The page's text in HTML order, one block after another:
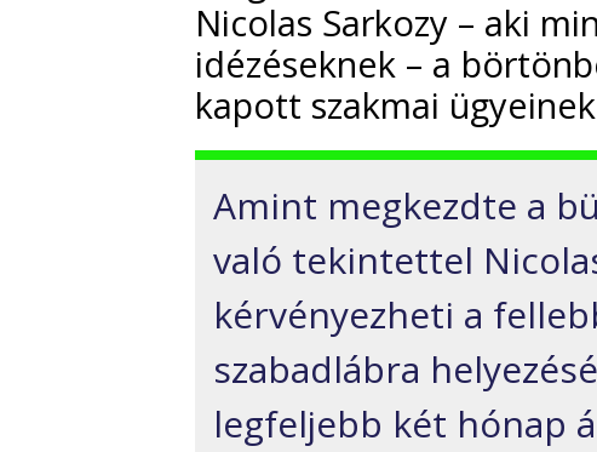
Nicolas Sarkozy – aki
idézéseknek – a
kapott szakmai
Amint megkezdte a
való tekintettel
kérvényezheti a
szabadlábra
legfeljebb két hónap